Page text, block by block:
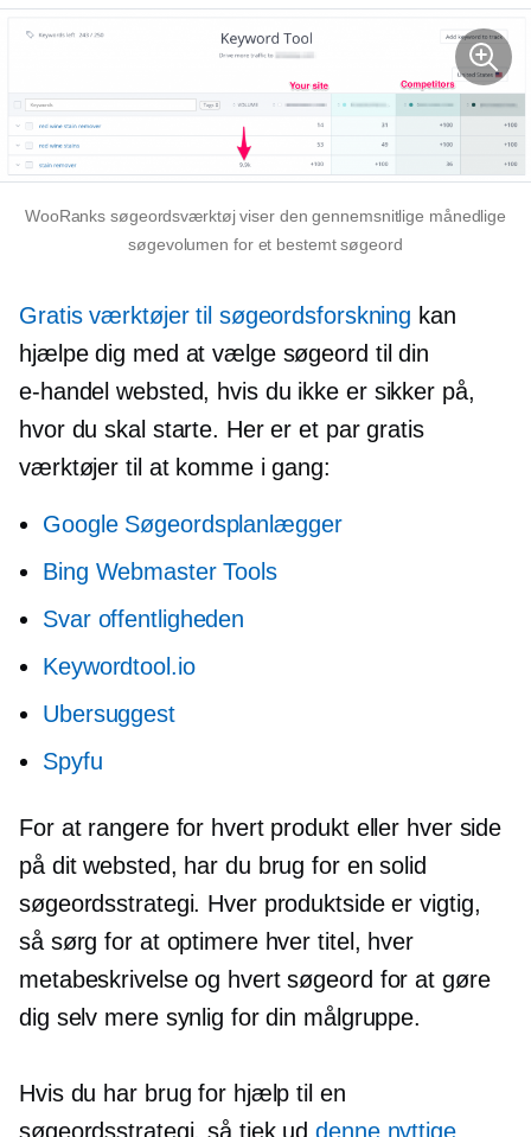
WooRanks søgeordsværktøj viser den gennemsnitlige månedlige
søgevolumen for et bestemt søgeord
Gratis værktøjer til søgeordsforskning kan
hjælpe dig med at vælge søgeord til din
e-handel websted, hvis du ikke er sikker på,
hvor du skal starte. Her er et par gratis
værktøjer til at komme i gang:
Google Søgeordsplanlægger
Bing Webmaster Tools
Svar offentligheden
Keywordtool.io
Ubersuggest
Spyfu
For at rangere for hvert produkt eller hver side
på dit websted, har du brug for en solid
søgeordsstrategi. Hver produktside er vigtig,
så sørg for at optimere hver titel, hver
metabeskrivelse og hvert søgeord for at gøre
dig selv mere synlig for din målgruppe.
Hvis du har brug for hjælp til en
søgeordsstrategi, så tjek uddenne nyttige